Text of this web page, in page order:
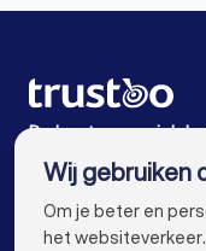
De beste
Wij gebruiken
Om je beter en
het